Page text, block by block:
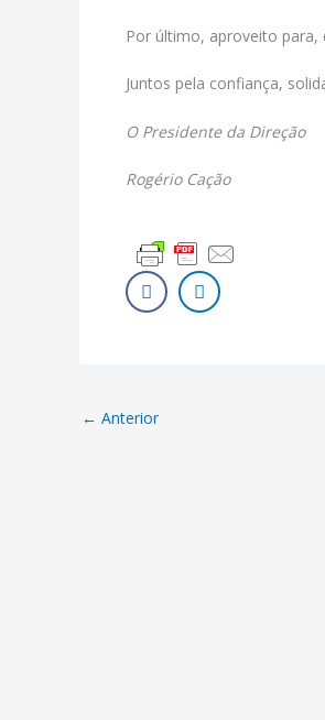
Por último, aproveito para,
Juntos pela confiança,
O Presidente da Direção
Rogério Cação
← Anterior